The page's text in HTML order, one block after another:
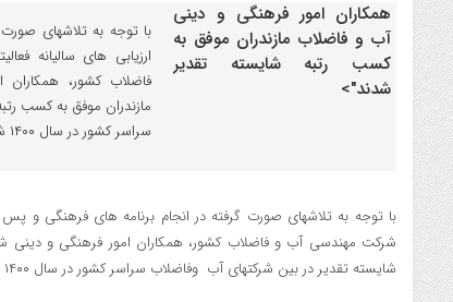
همکاران امور فرهنگی و دینی
آب و فاضلاب مازندران موفق به
کسب رتبه شایسته تقدیر
شدند">
با توجه به تلاشهای
ارزیابی های سالیانه
فاضلاب کشور،
مازندران موفق به کسب
سراسر کشور در سال ۱۴۰۰ شدند. به گزارش […]
با توجه به تلاشهای صورت گرفته در انجام برنامه های فرهنگی و پس
شرکت مهندسی آب و فاضلاب کشور، همکاران امور فرهنگی و دینی
شایسته تقدیر در بین شرکتهای آب وفاضلاب سراسر کشور در سال ۱۴۰۰ شدند.